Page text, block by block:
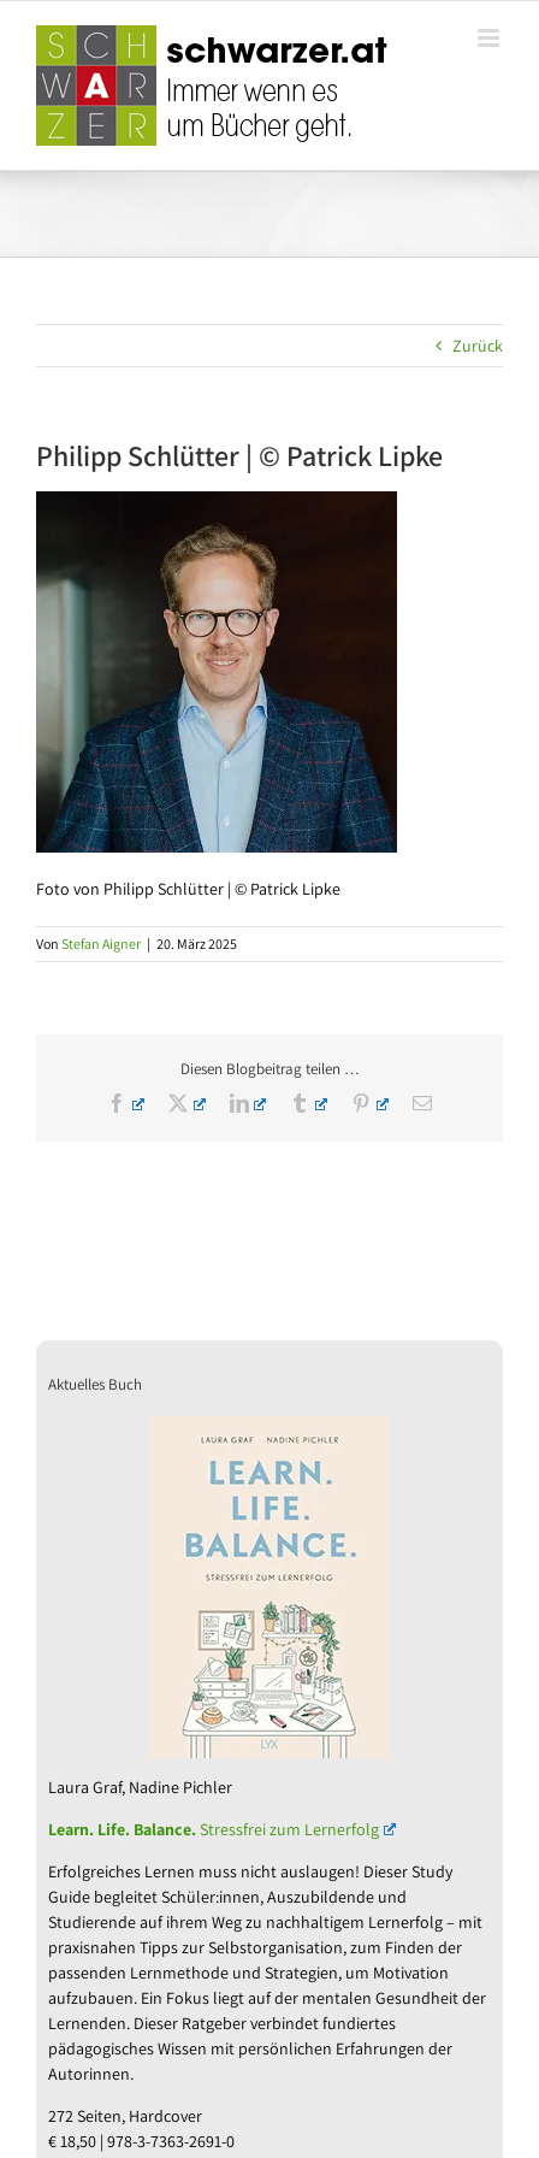
springen
Zurück
Philipp Schlütter | © Patrick Lipke
Foto von Philipp Schlütter | © Patrick Lipke
Von Stefan Aigner | 20. März 2025
Diesen Blogbeitrag teilen …
Facebook
X LinkedInTumblr PinterestE-
Aktuelles Buch
Laura Graf, Nadine Pichler
Learn. Life. Balance.Stressfrei zum Lernerfolg
Erfolgreiches Lernen muss nicht auslaugen! Dieser Study
Guide begleitet Schüler:innen, Auszubildende und
Studierende auf ihrem Weg zu nachhaltigem Lernerfolg – mit
praxisnahen Tipps zur Selbstorganisation, zum Finden der
passenden Lernmethode und Strategien, um Motivation
aufzubauen. Ein Fokus liegt auf der mentalen Gesundheit der
Lernenden. Dieser Ratgeber verbindet fundiertes
pädagogisches Wissen mit persönlichen Erfahrungen der
Autorinnen.
272 Seiten, Hardcover
€ 18,50 | 978-3-7363-2691-0